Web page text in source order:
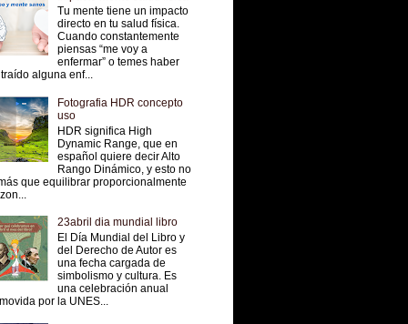
Tu mente tiene un impacto
directo en tu salud física.
Cuando constantemente
piensas “me voy a
enfermar” o temes haber
alguna enf...
Fotografia HDR concepto
uso
HDR significa High
Dynamic Range, que en
español quiere decir Alto
Rango Dinámico, y esto no
que equilibrar proporcionalmente
23abril dia mundial libro
El Día Mundial del Libro y
del Derecho de Autor es
una fecha cargada de
simbolismo y cultura. Es
una celebración anual
por la UNES...